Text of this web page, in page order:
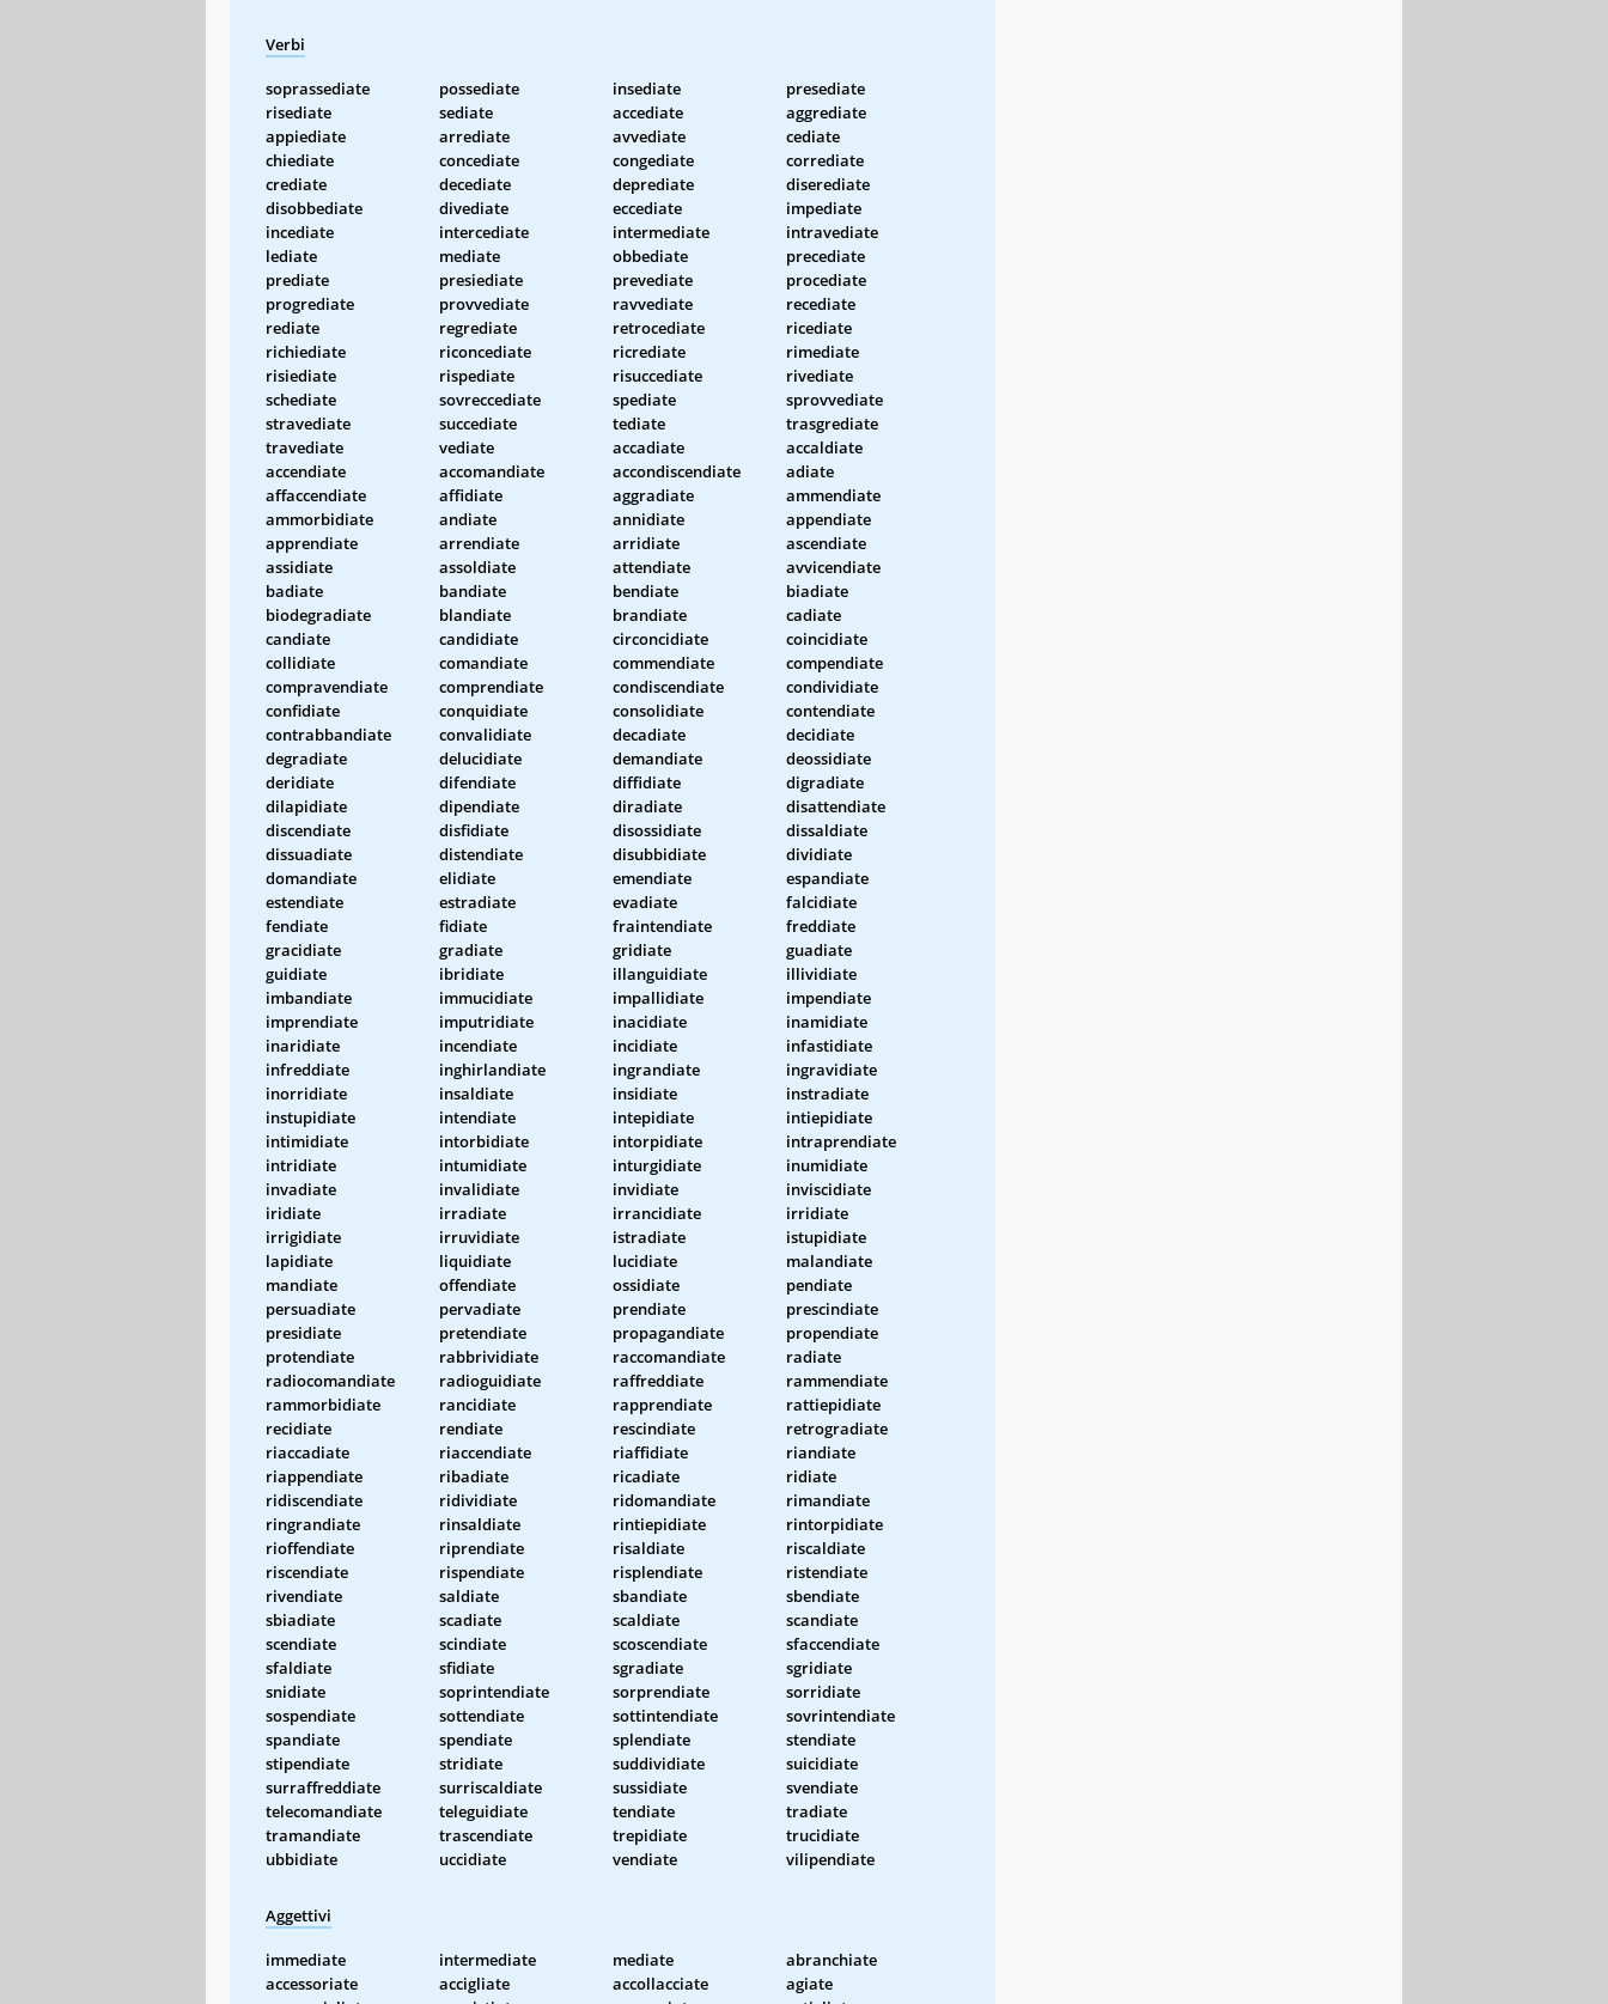
Verbi
soprassediate possediate insediate
presediate
risediate
sediate accediate
aggrediate
appiediate
arrediate avvediate
cediate
chiediate
concediate congediate
corrediate
crediate
decediate deprediate
diserediate
disobbediate
divediate eccediate
impediate
incediate
intercediate intermediate
intravediate
lediate
mediate obbediate
precediate
prediate
presiediate prevediate
procediate
progrediate
provvediate ravvediate
recediate
rediate
regrediate retrocediate
ricediate
richiediate
riconcediate ricrediate
rimediate
risiediate
rispediate risuccediate
rivediate
schediate
sovreccediate spediate
sprovvediate
stravediate
succediate tediate
trasgrediate
travediate
vediate accadiate
accaldiate
accendiate
accomandiate accondiscendiate
adiate
affaccendiate
affidiate aggradiate
ammendiate
ammorbidiate
andiate annidiate
appendiate
apprendiate
arrendiate arridiate
ascendiate
assidiate
assoldiate attendiate
avvicendiate
badiate
bandiate bendiate
biadiate
biodegradiate
blandiate brandiate
cadiate
candiate
candidiate circoncidiate
coincidiate
collidiate
comandiate commendiate
compendiate
compravendiate
comprendiate condiscendiate
condividiate
confidiate
conquidiate consolidiate
contendiate
contrabbandiate
convalidiate decadiate
decidiate
degradiate
delucidiate demandiate
deossidiate
deridiate
difendiate diffidiate
digradiate
dilapidiate
dipendiate diradiate
disattendiate
discendiate
disfidiate disossidiate
dissaldiate
dissuadiate
distendiate disubbidiate
dividiate
domandiate
elidiate emendiate
espandiate
estendiate
estradiate evadiate
falcidiate
fendiate
fidiate fraintendiate
freddiate
gracidiate
gradiate gridiate
guadiate
guidiate
ibridiate illanguidiate
illividiate
imbandiate
immucidiate impallidiate
impendiate
imprendiate
imputridiate inacidiate
inamidiate
inaridiate
incendiate incidiate
infastidiate
infreddiate
inghirlandiate ingrandiate
ingravidiate
inorridiate
insaldiate insidiate
instradiate
instupidiate
intendiate intepidiate
intiepidiate
intimidiate
intorbidiate intorpidiate
intraprendiate
intridiate
intumidiate inturgidiate
inumidiate
invadiate
invalidiate invidiate
inviscidiate
iridiate
irradiate irrancidiate
irridiate
irrigidiate
irruvidiate istradiate
istupidiate
lapidiate
liquidiate lucidiate
malandiate
mandiate
offendiate ossidiate
pendiate
persuadiate
pervadiate prendiate
prescindiate
presidiate
pretendiate propagandiate
propendiate
protendiate
rabbrividiate raccomandiate
radiate
radiocomandiate
radioguidiate raffreddiate
rammendiate
rammorbidiate
rancidiate rapprendiate
rattiepidiate
recidiate
rendiate rescindiate
retrogradiate
riaccadiate
riaccendiate riaffidiate
riandiate
riappendiate
ribadiate ricadiate
ridiate
ridiscendiate
ridividiate ridomandiate
rimandiate
ringrandiate
rinsaldiate rintiepidiate
rintorpidiate
rioffendiate
riprendiate risaldiate
riscaldiate
riscendiate
rispendiate risplendiate
ristendiate
rivendiate
saldiate sbandiate
sbendiate
sbiadiate
scadiate scaldiate
scandiate
scendiate
scindiate scoscendiate
sfaccendiate
sfaldiate
sfidiate sgradiate
sgridiate
snidiate
soprintendiate sorprendiate
sorridiate
sospendiate
sottendiate sottintendiate
sovrintendiate
spandiate
spendiate splendiate
stendiate
stipendiate
stridiate suddividiate
suicidiate
surraffreddiate
surriscaldiate sussidiate
svendiate
telecomandiate
teleguidiate tendiate
tradiate
tramandiate
trascendiate trepidiate
trucidiate
ubbidiate
uccidiate vendiate vilipendiate
Aggettivi
immediate intermediate mediate
abranchiate
accessoriate
accigliate accollacciate
agiate